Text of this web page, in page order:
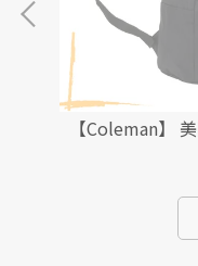
【Coleman】